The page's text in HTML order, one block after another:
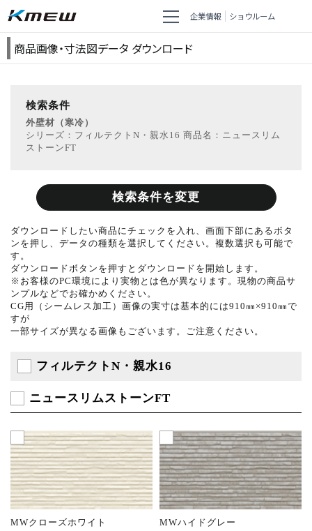
企業情報 ショウルーム
商品画像・寸法図データ ダウンロード
検索条件
外壁材（寒冷）
シリーズ：フィルテクトN・親水16 商品名：ニュースリム
ストーンFT
検索条件を変更
ダウンロードしたい商品にチェックを入れ、画面下部にあるボタ
ンを押し、データの種類を選択してください。複数選択も可能で
す。
ダウンロードボタンを押すとダウンロードを開始します。
※お客様のPC環境により実物とは色が異なります。現物の商品サ
ンプルなどでお確かめください。
CG用（シームレス加工）画像の実寸は基本的には910㎜×910㎜で
すが
一部サイズが異なる画像もございます。ご注意ください。
フィルテクトN・親水16
ニュースリムストーンFT
MWクローズホワイト
MWハイドグレー